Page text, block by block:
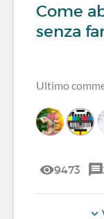
Come
senza
Ultimo
9473